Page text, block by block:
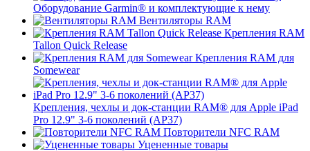
Оборудование Garmin® и комплектующие к нему
Вентиляторы RAM
Крепления RAM
Tallon Quick Release
Крепления RAM для
Somewear
Крепления, чехлы и док-станции RAM® для Apple iPad
Pro 12.9" 3-6 поколений (AP37)
Повторители NFC RAM
Уцененные товары